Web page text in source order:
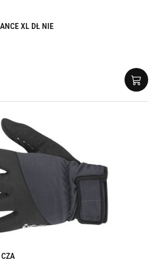
XL DŁ NIE